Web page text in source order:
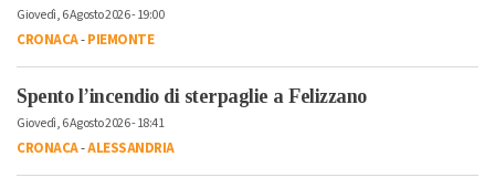
Giovedì, 6 Agosto 2026 - 19:00
CRONACA-PIEMONTE
Spento l’incendio di sterpaglie a Felizzano
Giovedì, 6 Agosto 2026 - 18:41
CRONACA-ALESSANDRIA